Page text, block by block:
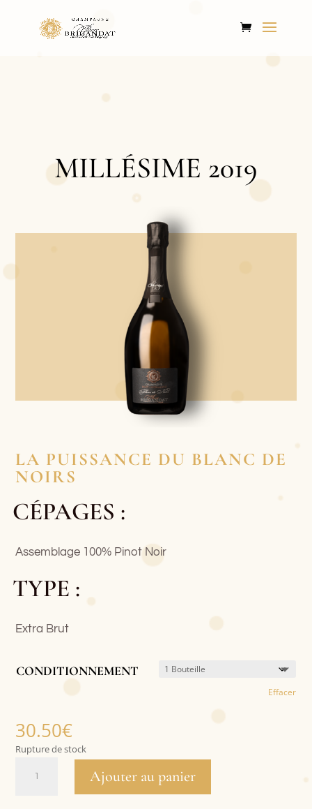
MILLÉSIME 2019
LA PUISSANCE DU BLANC DE
NOIRS
CÉPAGES :
Assemblage 100% Pinot Noir
TYPE :
Extra Brut
CONDITIONNEMENT
Effacer
30.50€
Rupture de stock
QUANTITÉ
MILLÉSIME
Ajouter au panier